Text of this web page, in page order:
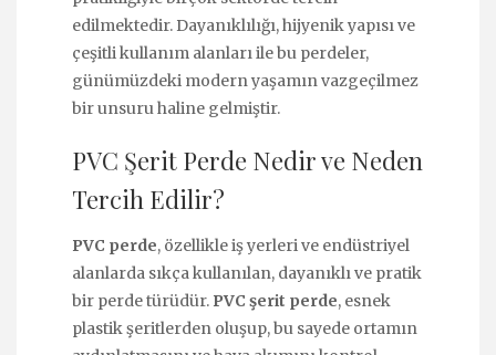
edilmektedir. Dayanıklılığı, hijyenik yapısı ve
çeşitli kullanım alanları ile bu perdeler,
günümüzdeki modern yaşamın vazgeçilmez
bir unsuru haline gelmiştir.
PVC Şerit Perde Nedir ve Neden
Tercih Edilir?
PVC perde, özellikle iş yerleri ve endüstriyel
alanlarda sıkça kullanılan, dayanıklı ve pratik
bir perde türüdür. PVC şerit perde, esnek
plastik şeritlerden oluşup, bu sayede ortamın